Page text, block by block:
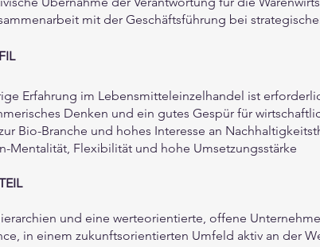
mit der Geschäftsführung bei
Erfahrung im Lebensmitteleinzelhandel ist
Denken und ein gutes Gespür für
Bio-Branche und hohes Interesse an
Mentalität, Flexibilität und hohe Umsetzungsstärke
und eine werteorientierte, offene
in einem zukunftsorientierten Umfeld aktiv an der